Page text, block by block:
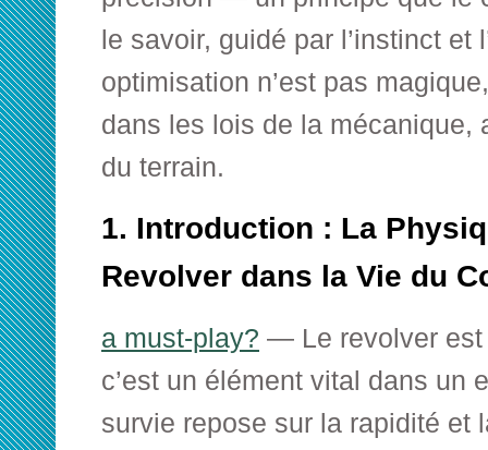
le savoir, guidé par l’instinct et
optimisation n’est pas
dans les lois de la mécanique,
du terrain.
1. Introduction : La
Revolver dans la Vie du
a must-play? — Le revolver est
c’est un élément vital dans un
survie repose sur la rapidité et